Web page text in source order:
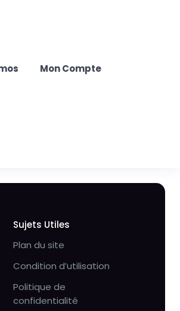
Mon Compte
Sujets Utiles
Plan du site
Condition d’utilisation
Politique de
confidentialité